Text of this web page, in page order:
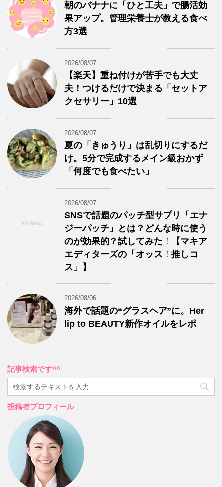
朝のバナナに「ひと工夫」で腸活効
果アップ。管理栄養士が教える食べ
方3選
2026/08/07
【楽天】重ね付けが苦手でも大丈
夫！つけるだけで決まる「セットア
クセサリー」10選
2026/08/07
夏の「きゅうり」は乱切りにするだ
け。5分で完成するメイン級おかず
「何度でも食べたい」
2026/08/07
SNSで話題のパッチ型サプリ「エナ
ジーパッチ」とは？どんな時に使う
のが効果的？試してみた！【マキア
エディターズの「オッス！推しコ
ス」】
2026/08/06
海外で話題の“グラスヘア”に。Her
lip to BEAUTY新作オイルをレポ
記事検索です^^
投稿者プロフィール